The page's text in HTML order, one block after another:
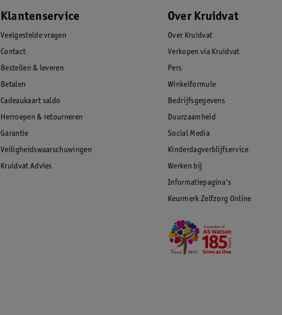
Klantenservice
Veelgestelde vragen
Contact
Bestellen & leveren
Betalen
Cadeaukaart saldo
Herroepen & retourneren
Garantie
Veiligheidswaarschuwingen
Kruidvat Advies
Over Kruidvat
Over Kruidvat
Verkopen via Kruidvat
Pers
Winkelformule
Bedrijfsgegevens
Duurzaamheid
Social Media
Kinderdagverblijfservice
Werken bij
Informatiepagina's
Keurmerk Zelfzorg Online